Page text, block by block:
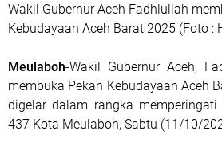
Wakil Gubernur Aceh Fadhlullah
Kebudayaan Aceh Barat 2025 (Foto :
Meulaboh-Wakil Gubernur Aceh,
membuka Pekan Kebudayaan Aceh
digelar dalam rangka
437 Kota Meulaboh, Sabtu (11/10/